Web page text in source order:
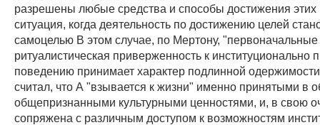
разрешены любые средства и способы достижения этих
ситуация, когда деятельность по достижению целей
самоцелью В этом случае, по Мертону,
ритуалистическая приверженность к институционально
поведению принимает характер подлинной
считал, что А "взывается к жизни" именно принятыми в
общепризнанными культурными ценностями, и, в свою
сопряжена с различным доступом к возможностям